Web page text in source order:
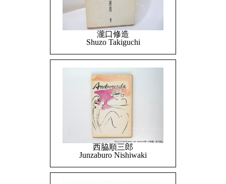
瀧口修造
Shuzo Takiguchi
西脇順三郎
Junzaburo Nishiwaki